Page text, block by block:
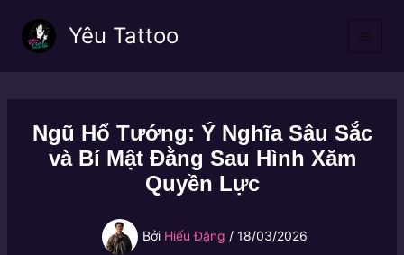
Yêu Tattoo
Ngũ Hổ Tướng: Ý Nghĩa Sâu Sắc
và Bí Mật Đằng Sau Hình Xăm
Quyền Lực
Bởi Hiếu Đặng / 18/03/2026